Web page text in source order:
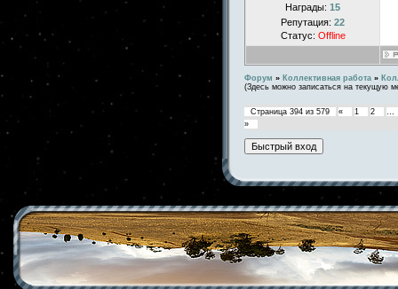
Награды: 15
Репутация: 22
Статус: Offline
Форум » Коллективная работа »
(Здесь можно записаться на текущую
Страница 394 из 579 « 1 2
…
»